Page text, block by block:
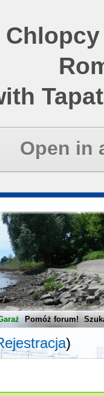
Open in
Pomóż forum!
)